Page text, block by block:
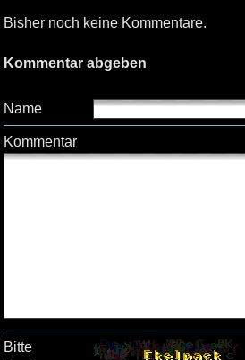
Bisher noch keine Kommentare.
Kommentar abgeben
Name
Kommentar
Bitte